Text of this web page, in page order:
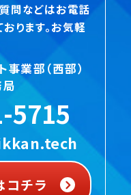
問などはお電話
ります。お気軽
業部（西部）
5715
コチラ